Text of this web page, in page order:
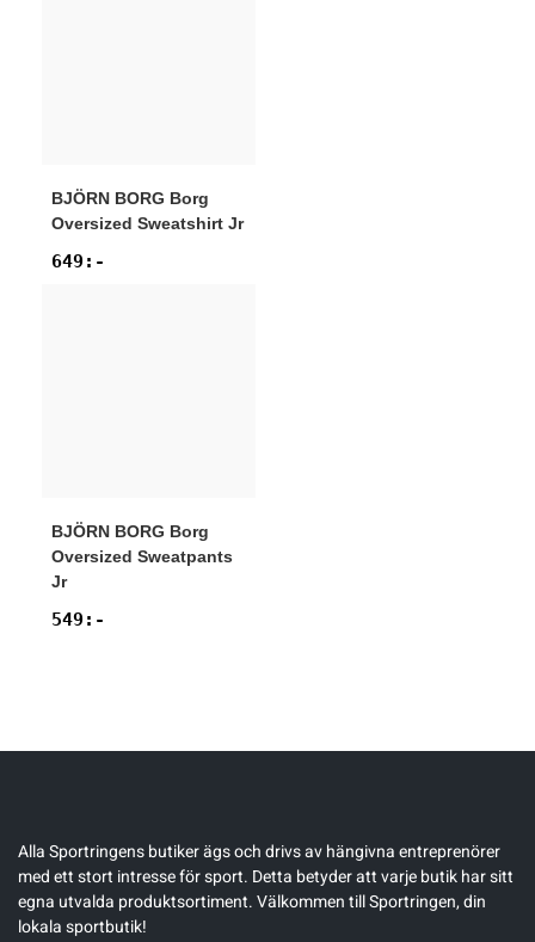
BJÖRN BORG Borg
Oversized Sweatshirt Jr
649 :-
BJÖRN BORG Borg
Oversized Sweatpants
Jr
549 :-
Alla Sportringens butiker ägs och drivs av hängivna entreprenörer
med ett stort intresse för sport. Detta betyder att varje butik har sitt
egna utvalda produktsortiment. Välkommen till Sportringen, din
lokala sportbutik!